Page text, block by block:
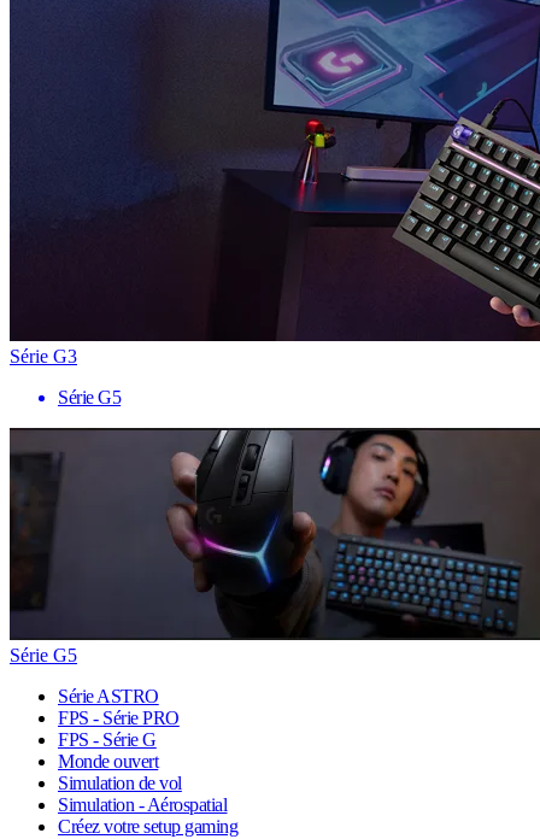
Série G3
Série G5
Série G5
Série ASTRO
FPS - Série PRO
FPS - Série G
Monde ouvert
Simulation de vol
Simulation - Aérospatial
Créez votre setup gaming